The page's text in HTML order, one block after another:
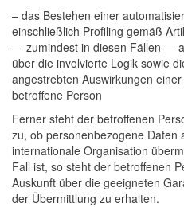
– das Bestehen einer
einschließlich Profiling gemäß
— zumindest in diesen Fällen —
über die involvierte Logik sowie
angestrebten Auswirkungen
betroffene Person
Ferner steht der betroffenen
zu, ob personenbezogene Daten
internationale Organisation
Fall ist, so steht der betroffenen
Auskunft über die geeigneten
der Übermittlung zu erhalten.